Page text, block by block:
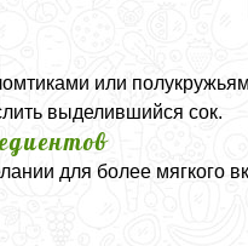
или
выделившийся сок.
для более мягкого